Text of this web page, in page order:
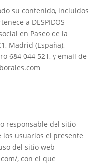
su contenido, incluidos
a DESPIDOS
en Paseo de la
Madrid (España),
684 044 521, y email de
responsable del sitio
los usuarios el presente
del sitio web
, con el que